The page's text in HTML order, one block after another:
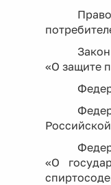
«О защите
«О